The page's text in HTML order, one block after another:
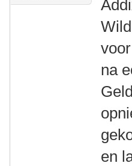
na
en